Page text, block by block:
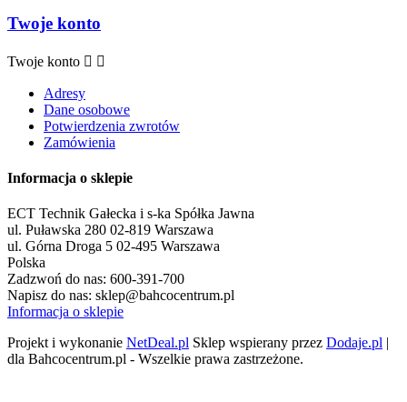
Twoje konto
Twoje konto  
Adresy
Dane osobowe
Potwierdzenia zwrotów
Zamówienia
Informacja o sklepie
ECT Technik Gałecka i s-ka Spółka Jawna
ul. Puławska 280 02-819 Warszawa
ul. Górna Droga 5 02-495 Warszawa
Polska
Zadzwoń do nas: 600-391-700
Napisz do nas: sklep@bahcocentrum.pl
Informacja o sklepie
Projekt i wykonanie NetDeal.pl Sklep wspierany przez Dodaje.pl |
dla Bahcocentrum.pl - Wszelkie prawa zastrzeżone.